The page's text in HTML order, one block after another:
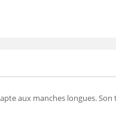
aux manches longues.